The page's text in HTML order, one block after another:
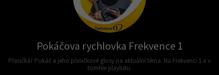
Pokáčova rychlovka Frekvence 1
Písničkář Pokáč a jeho písničkové glosy na aktuální téma. Na Frekvenci 1 a v
tomhle playlistu.